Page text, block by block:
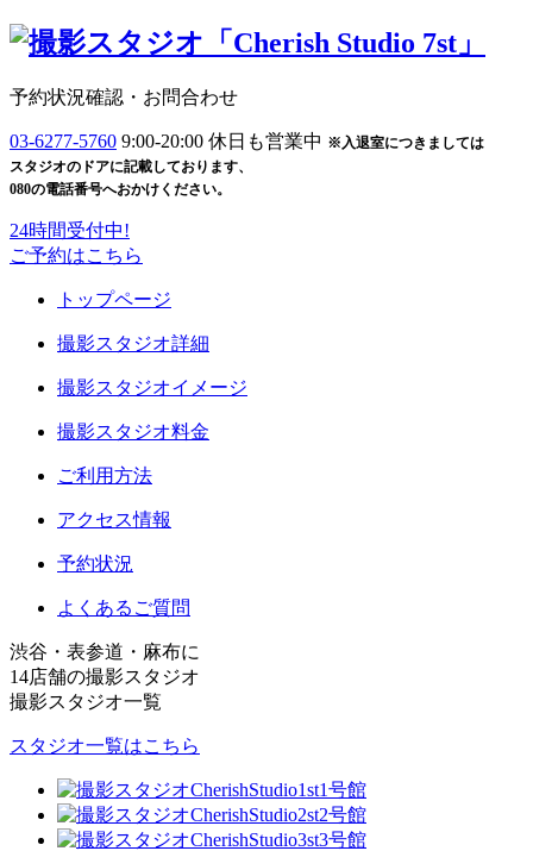
予約状況確認・お問合わせ
03-6277-5760 9:00-20:00 休日も営業中 ※入退室につきましては
スタジオのドアに記載しております、
080の電話番号へおかけください。
24時間受付中!
ご予約はこちら
トップページ
撮影スタジオ詳細
撮影スタジオイメージ
撮影スタジオ料金
ご利用方法
アクセス情報
予約状況
よくあるご質問
渋谷・表参道・麻布に
14店舗の撮影スタジオ
撮影スタジオ一覧
スタジオ一覧はこちら
1号館
2号館
3号館